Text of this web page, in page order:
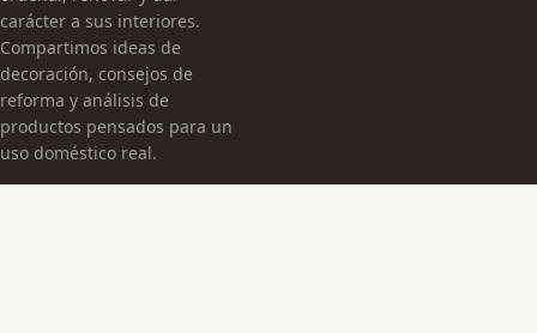
carácter a sus interiores.
Compartimos ideas de
decoración, consejos de
reforma y análisis de
productos pensados para un
uso doméstico real.